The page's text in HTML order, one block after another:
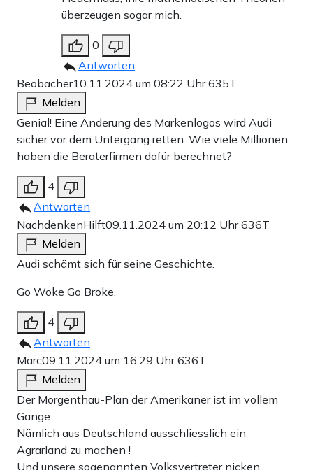
überzeugen sogar mich.
0
Antworten
Beobacher10.11.2024 um 08:22 Uhr635T
Melden
Genial! Eine Änderung des Markenlogos wird Audi
sicher vor dem Untergang retten. Wie viele Millionen
haben die Beraterfirmen dafür berechnet?
4
Antworten
NachdenkenHilft09.11.2024 um 20:12 Uhr636T
Melden
Audi schämt sich für seine Geschichte.
Go Woke Go Broke.
4
Antworten
Marc09.11.2024 um 16:29 Uhr636T
Melden
Der Morgenthau-Plan der Amerikaner ist im vollem
Gange.
Nämlich aus Deutschland ausschliesslich ein
Agrarland zu machen !
Und unsere sogenannten Volksvertreter nicken